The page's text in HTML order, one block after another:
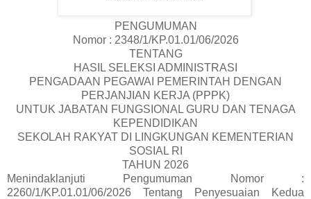
PENGUMUMAN
Nomor : 2348/1/KP.01.01/06/2026
TENTANG
HASIL SELEKSI ADMINISTRASI
PENGADAAN PEGAWAI PEMERINTAH DENGAN
PERJANJIAN KERJA (PPPK)
UNTUK JABATAN FUNGSIONAL GURU DAN TENAGA
KEPENDIDIKAN
SEKOLAH RAKYAT DI LINGKUNGAN KEMENTERIAN
SOSIAL RI
TAHUN 2026
Menindaklanjuti Pengumuman Nomor :
2260/1/KP.01.01/06/2026 Tentang Penyesuaian Kedua